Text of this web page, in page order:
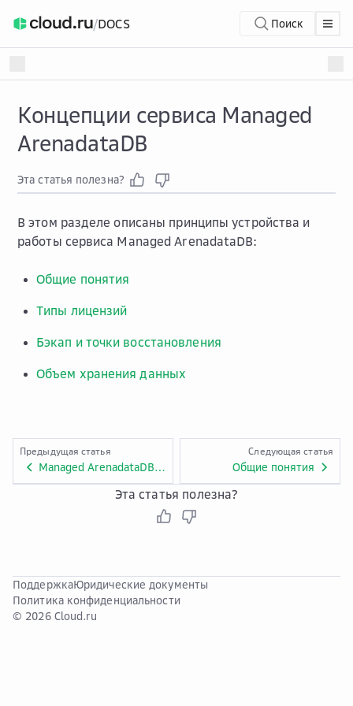
/DOCS Поиск
Концепции сервиса Managed
ArenadataDB
Эта статья полезна?
В этом разделе описаны принципы устройства и
работы сервиса Managed ArenadataDB:
Общие понятия
Типы лицензий
Бэкап и точки восстановления
Объем хранения данных
Предыдущая статья
Managed ArenadataDB API
Следующая статья
Общие понятия
Эта статья полезна?
ПоддержкаЮридические документы
Политика конфиденциальности
© 2026 Cloud.ru